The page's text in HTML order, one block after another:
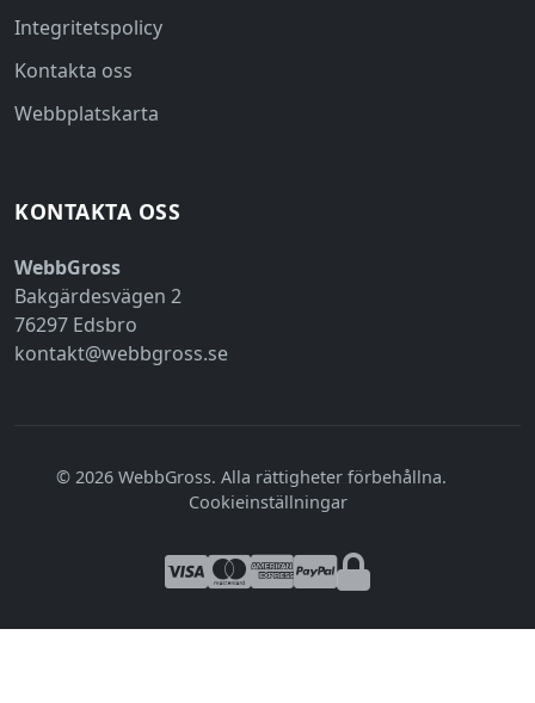
Integritetspolicy
Kontakta oss
Webbplatskarta
KONTAKTA OSS
WebbGross
Bakgärdesvägen 2
76297 Edsbro
kontakt@webbgross.se
© 2026 WebbGross. Alla rättigheter förbehållna.
Cookieinställningar